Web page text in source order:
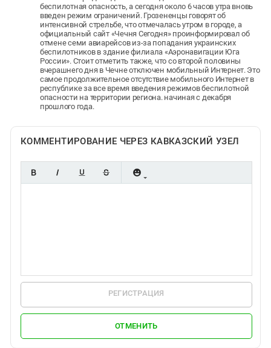
беспилотная опасность, а сегодня около 6 часов утра вновь
введен режим ограничений. Грозененцы говорят об
интенсивной стрельбе, что отмечалась утром в городе, а
официальный сайт «Чечня Сегодня» проинформировал об
отмене семи авиарейсов из-за попадания украинских
беспилотников в здание филиала «Аэронавигации Юга
России». Стоит отметить также, что со второй половины
вчерашнего дня в Чечне отключен мобильный Интернет. Это
самое продолжительное отсутствие мобильного Интернет в
республике за все время введения режимов беспилотной
опасности на территории региона. начиная с декабря
прошлого года.
КОММЕНТИРОВАНИЕ ЧЕРЕЗ КАВКАЗСКИЙ УЗЕЛ
РЕГИСТРАЦИЯ
ОТМЕНИТЬ